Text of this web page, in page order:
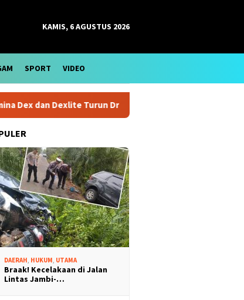
KAMIS, 6 AGUSTUS 2026
SPORT VIDEO
Dexlite Turun Drastis, Cek Rinciannya
DAERAH HUKUM UTAMA
Braak! Kecelakaan di Jalan
Lintas Jambi-…